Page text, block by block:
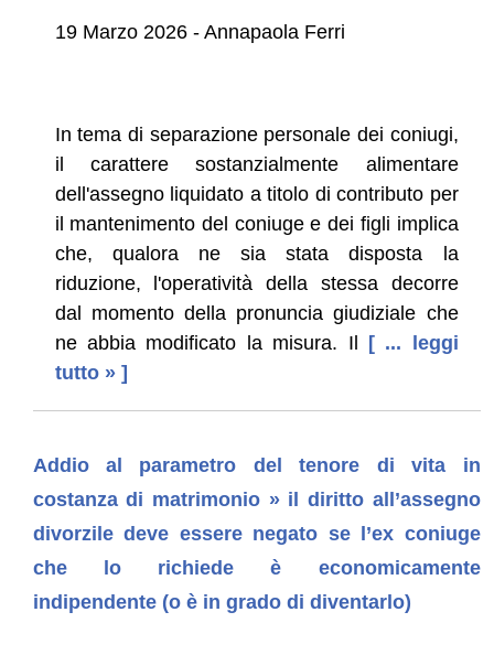
19 Marzo 2026 - Annapaola Ferri
In tema di separazione personale dei coniugi,
il carattere sostanzialmente alimentare
dell'assegno liquidato a titolo di contributo per
il mantenimento del coniuge e dei figli implica
che, qualora ne sia stata disposta la
riduzione, l'operatività della stessa decorre
dal momento della pronuncia giudiziale che
ne abbia modificato la misura. Il [ ... leggi
tutto » ]
Addio al parametro del tenore di vita in
costanza di matrimonio » il diritto all’assegno
divorzile deve essere negato se l’ex coniuge
che lo richiede è economicamente
indipendente (o è in grado di diventarlo)